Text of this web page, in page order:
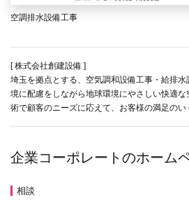
空調排水設備工事
[ 株式会社創建設備 ]
埼玉を拠点とする、空気調和設備工事・給排
境に配慮をしながら地球環境にやさしい快適
術で顧客のニーズに応えて、お客様の満足のい
企業コーポレートのホーム
相談